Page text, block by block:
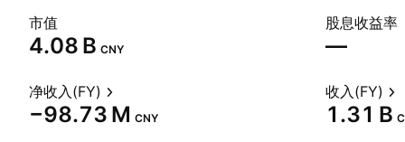
市值
‪4.08 B‬ CNY
股息收益率
—
净收入(FY)
‪−98.73 M‬ CNY
收入(FY)
‪1.31 B‬